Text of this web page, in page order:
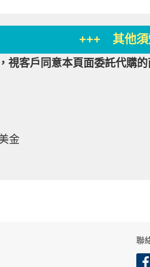
+++ 其他
視客戶同意本頁面委託代購
金
聯